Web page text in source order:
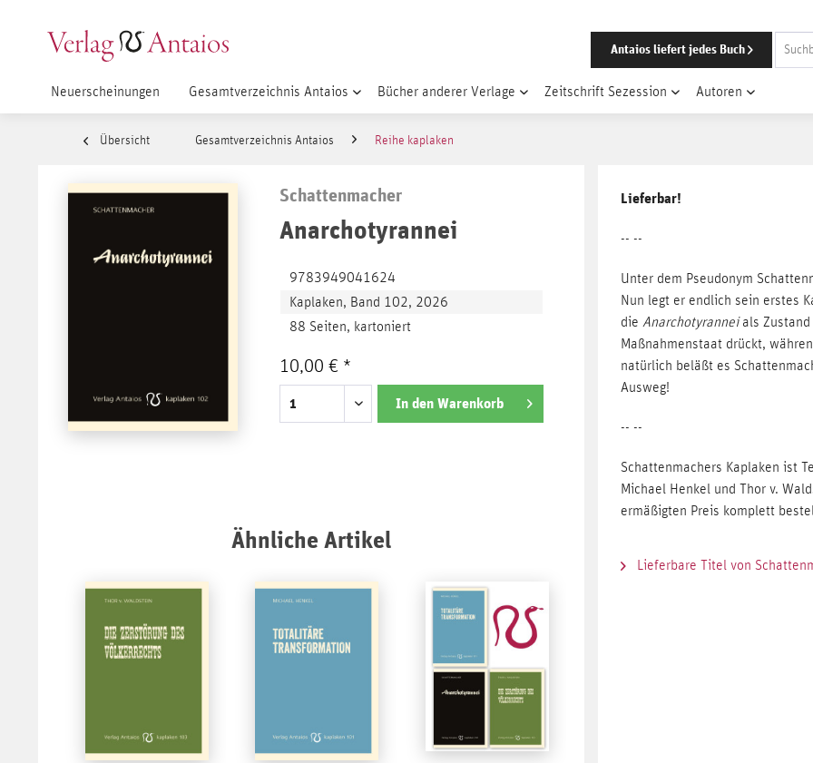
Antaios liefert jedes Buch
Neuerscheinungen Gesamtverzeichnis Antaios Bücher anderer Verlage Zeitschrift Sezession Autoren
Übersicht Gesamtverzeichnis Antaios Reihe kaplaken
Schattenmacher
Anarchotyrannei
9783949041624
Kaplaken, Band 102, 2026
88 Seiten, kartoniert
10,00 € *
In den Warenkorb
Ähnliche Artikel
Lieferbar!
-- --
Unter dem Pseudonym
Nun legt er endlich sein erstes
die Anarchotyranneials Zustand
Maßnahmenstaat drückt,
natürlich beläßt es
Ausweg!
-- --
Schattenmachers Kaplaken ist
Michael Henkel und Thor v.
ermäßigten Preis komplett
Lieferbare Titel von